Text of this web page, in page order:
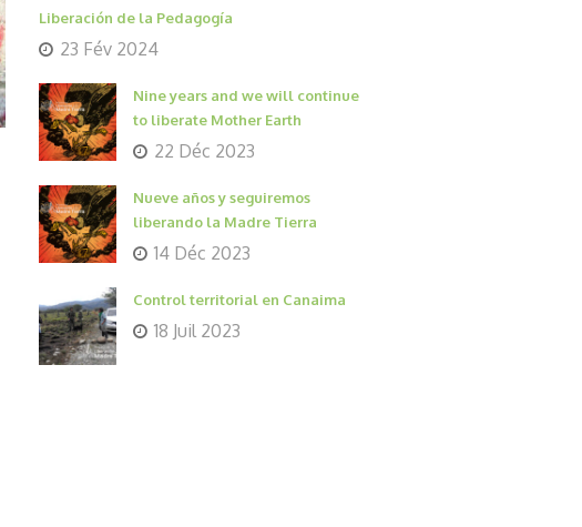
Liberación de la Pedagogía
23 Fév 2024
Nine years and we will continue
to liberate Mother Earth
22 Déc 2023
Nueve años y seguiremos
liberando la Madre Tierra
14 Déc 2023
Control territorial en Canaima
18 Juil 2023